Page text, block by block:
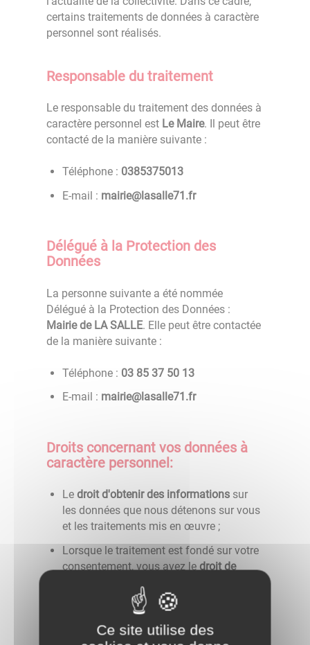
certains traitements de données à caractère
personnel sont réalisés.
Responsable du traitement
Le responsable du traitement des données à
caractère personnel est Le Maire. Il peut être
contacté de la manière suivante :
Téléphone : 3105735830
E-mail : rf.17ellasal@eiriam
Délégué à la Protection des
Données
La personne suivante a été nommée
Délégué à la Protection des Données :
Mairie de LA SALLE. Elle peut être contactée
de la manière suivante :
Téléphone : 31 05 73 58 30
E-mail : rf.17ellasal@eiriam
Droits concernant vos données à
caractère personnel:
Ledroit d'obtenir des informations sur
les données que nous détenons sur vous
et les traitements mis en œuvre ;
Lorsque le traitement est fondé sur votre
consentement, vous avez le droit de
Cette action ne portera pas atteinte à la
licéité du traitement fondé sur le
consentement effectué avant le retrait de
Ce site utilise des